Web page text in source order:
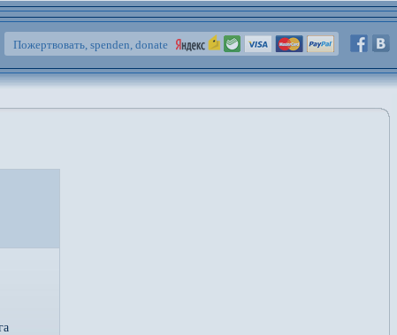
Пожертвовать, spenden, donate